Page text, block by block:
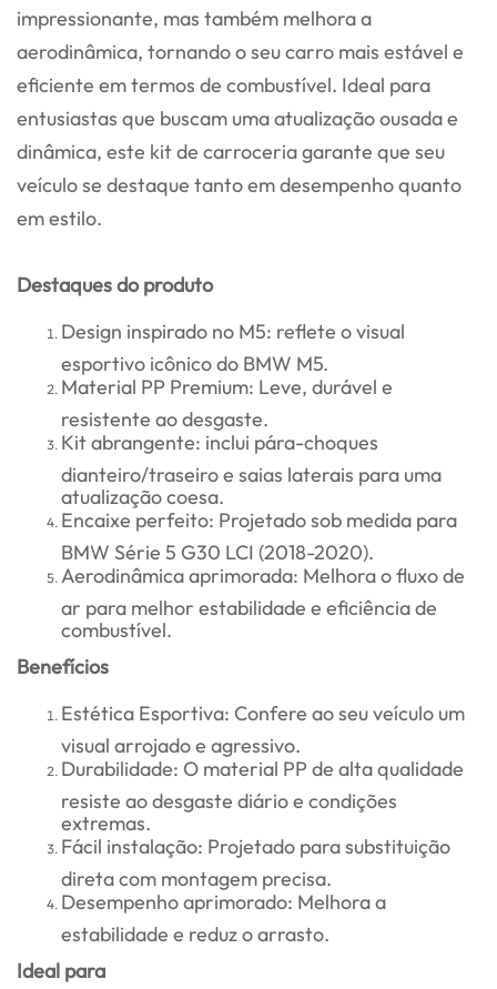
impressionante, mas também melhora a
aerodinâmica, tornando o seu carro mais estável e
eficiente em termos de combustível. Ideal para
entusiastas que buscam uma atualização ousada e
dinâmica, este kit de carroceria garante que seu
veículo se destaque tanto em desempenho quanto
em estilo.
Destaques do produto
Design inspirado no M5: reflete o visual
esportivo icônico do BMW M5.
Material PP Premium: Leve, durável e
resistente ao desgaste.
Kit abrangente: inclui pára-choques
dianteiro/traseiro e saias laterais para uma
atualização coesa.
Encaixe perfeito: Projetado sob medida para
BMW Série 5 G30 LCI (2018-2020).
Aerodinâmica aprimorada: Melhora o fluxo de
ar para melhor estabilidade e eficiência de
combustível.
Benefícios
Estética Esportiva: Confere ao seu veículo um
visual arrojado e agressivo.
Durabilidade: O material PP de alta qualidade
resiste ao desgaste diário e condições
extremas.
Fácil instalação: Projetado para substituição
direta com montagem precisa.
Desempenho aprimorado: Melhora a
estabilidade e reduz o arrasto.
Ideal para